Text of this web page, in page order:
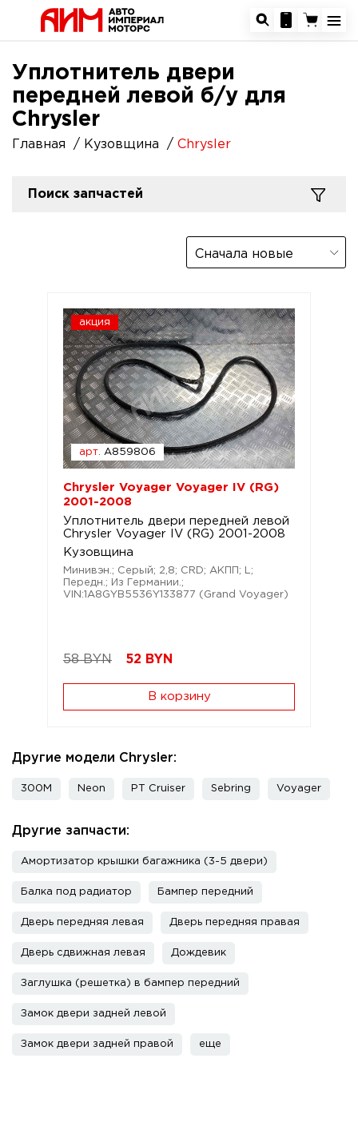
Уплотнитель двери
передней левой б/у для
Chrysler
Главная Кузовщина Chrysler
Поиск запчастей
Сначала новые
акция
арт. A859806
Chrysler Voyager Voyager IV (RG)
2001-2008
Уплотнитель двери передней левой
Chrysler Voyager IV (RG) 2001-2008
Кузовщина
Минивэн.; Серый; 2,8; CRD; АКПП; L;
Передн.; Из Германии.;
VIN:1A8GYB5536Y133877 (Grand Voyager)
58 BYN 52 BYN
В корзину
Другие модели Chrysler:
300M Neon PT Cruiser Sebring Voyager
Другие запчасти:
Амортизатор крышки багажника (3-5 двери)
Балка под радиатор Бампер передний
Дверь передняя левая Дверь передняя правая
Дверь сдвижная левая Дождевик
Заглушка (решетка) в бампер передний
Замок двери задней левой
Замок двери задней правой еще